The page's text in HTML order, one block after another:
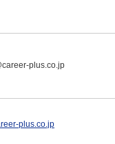
plus.co.jp
plus.co.jp